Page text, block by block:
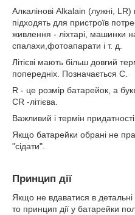
Алкалінові Alkalain (лужні, LR)
підходять для пристроїв
живлення - ліхтарі, машинки
спалахи,фотоапарати і т. д.
Літієві мають більш довгий
попередніх. Позначається С.
R - це розмір батарейок, а
CR -літієва.
Важливий і термін
Якщо батарейки обрані не
"сідати".
Принцип дії
Якщо не вдаватися в
то принцип дії у батарейки